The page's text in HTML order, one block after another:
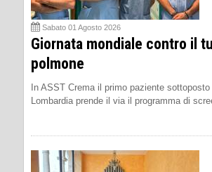
Sabato 01 Agosto 2026
Giornata mondiale contro il
polmone
In ASST Crema il primo paziente
Lombardia prende il via il programma di